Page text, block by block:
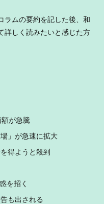
ラムの要約を記した後、和
詳しく読みたいと感じた方
が急騰
」が急速に拡大
得ようと殺到
を招く
も出される